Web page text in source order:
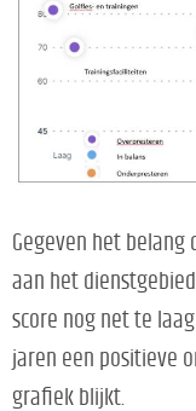
Gegeven het
aan het
score nog net te
jaren een positieve
grafiek blijkt.